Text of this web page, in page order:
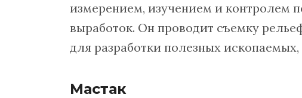
измерением, изучением и контролем
выработок. Он проводит съемку
для разработки полезных
Мастак